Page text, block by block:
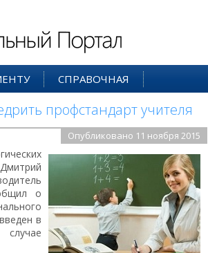
СПРАВОЧНАЯ
профстандарт учителя
Опубликовано 11 ноября 2015
о
в